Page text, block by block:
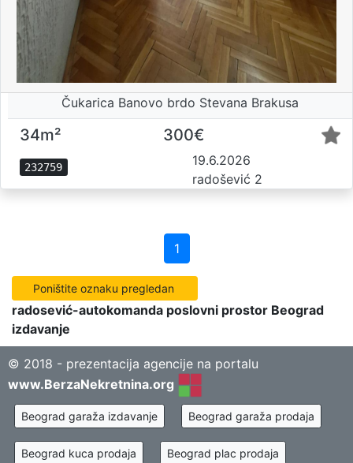
Čukarica Banovo brdo Stevana Brakusa
34m² 300€
232759
19.6.2026
radošević 2
1
radosević-autokomanda poslovni prostor Beograd
izdavanje
© 2018 - prezentacija agencije na portalu
www.BerzaNekretnina.org
Beograd garaža izdavanje Beograd garaža prodaja
Beograd kuca prodaja Beograd plac prodaja